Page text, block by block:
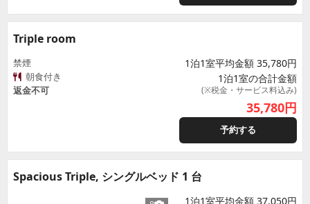
Triple room
禁煙
朝食付き
返金不可
1泊1室平均金額 35,780円
1泊1室の合計金額
(※税金・サービス料込み)
35,780円
予約する
Spacious Triple, シングルベッド 1 台
1泊1室平均金額 37,050円